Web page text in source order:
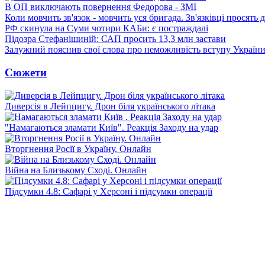
В ОП виключають повернення Федорова - ЗМІ
Коли мовчить зв'язок - мовчить уся бригада. Зв'язківці просять
РФ скинула на Суми чотири КАБи: є постраждалі
Підозра Стефанішиній: САП просить 13,3 млн застави
Залужний пояснив свої слова про неможливість вступу
Сюжети
Диверсія в Лейпцигу. Дрон біля українського літака
"Намагаються зламати Київ". Реакція Заходу на удар
Вторгнення Росії в Україну. Онлайн
Війна на Близькому Сході. Онлайн
Підсумки 4.8: Сафарі у Херсоні і підсумки операції